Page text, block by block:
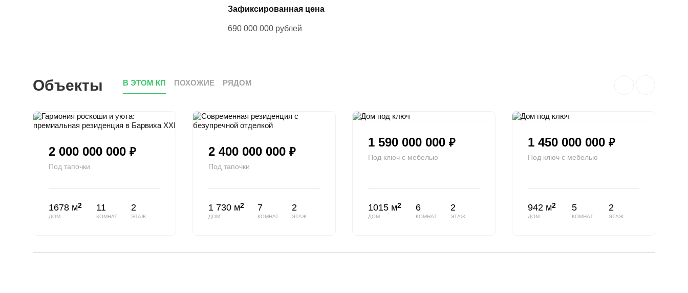
Зафиксированная цена
690 000 000 рублей
Объекты В ЭТОМ КП ПОХОЖИЕ РЯДОМ
2 000 000 000 ₽
Под тапочки
1678 м2
ДОМ
11
КОМНАТ
2
ЭТАЖ
2 400 000 000 ₽
Под тапочки
1 730 м2
ДОМ
7
КОМНАТ
2
ЭТАЖ
1 590 000 000 ₽
Под ключ с мебелью
1015 м2
ДОМ
6
КОМНАТ
2
ЭТАЖ
1 450 000 000 ₽
Под ключ с мебелью
942 м2
ДОМ
5
КОМНАТ
2
ЭТАЖ